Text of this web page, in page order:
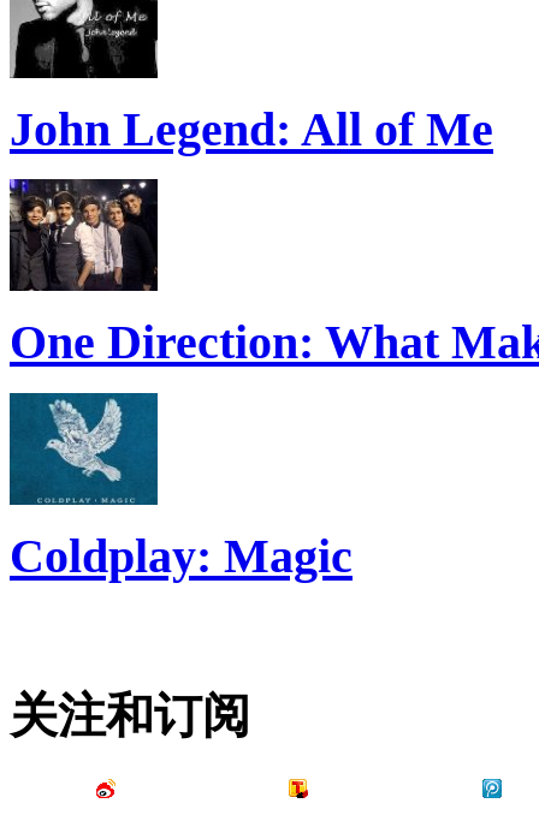
John Legend: All of Me
One Direction: What
Coldplay: Magic
关注和订阅